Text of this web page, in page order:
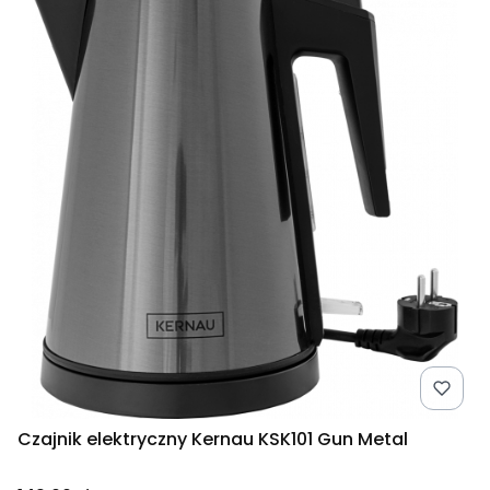
Czajnik elektryczny Kernau KSK101 Gun Metal